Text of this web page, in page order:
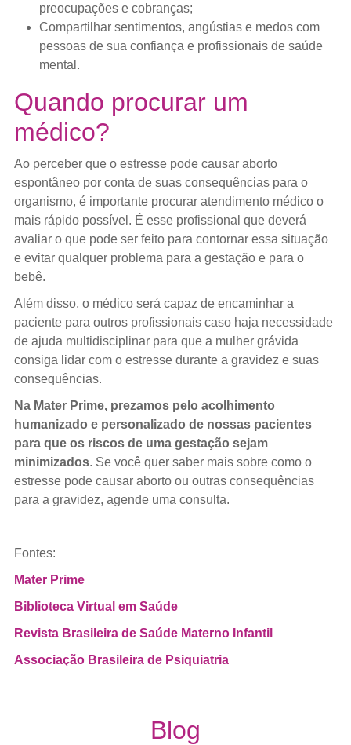
preocupações e cobranças;
Compartilhar sentimentos, angústias e medos com
pessoas de sua confiança e profissionais de saúde
mental.
Quando procurar um
médico?
Ao perceber que o estresse pode causar aborto
espontâneo por conta de suas consequências para o
organismo, é importante procurar atendimento médico o
mais rápido possível. É esse profissional que deverá
avaliar o que pode ser feito para contornar essa situação
e evitar qualquer problema para a gestação e para o
bebê.
Além disso, o médico será capaz de encaminhar a
paciente para outros profissionais caso haja necessidade
de ajuda multidisciplinar para que a mulher grávida
consiga lidar com o estresse durante a gravidez e suas
consequências.
Na Mater Prime, prezamos pelo acolhimento
humanizado e personalizado de nossas pacientes
para que os riscos de uma gestação sejam
minimizados. Se você quer saber mais sobre como o
estresse pode causar aborto ou outras consequências
para a gravidez, agende uma consulta.
Fontes:
Mater Prime
Biblioteca Virtual em Saúde
Revista Brasileira de Saúde Materno Infantil
Associação Brasileira de Psiquiatria
Blog